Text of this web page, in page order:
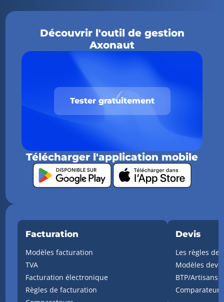
Découvrir l'outil de gestion
Axonaut
Tester gratuitement
Télécharger l'application mobile
Facturation
Modèles facturation
TVA
Facturation électronique
Règles de facturation
Devis
Les règles de
Modèles devis
BTP/Artisans